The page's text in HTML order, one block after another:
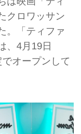
クロワッサン
。「ティファ
、4月19日
でオープンして